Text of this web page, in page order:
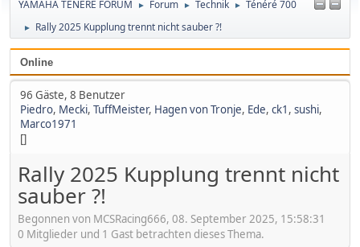
YAMAHA TENERE FORUM ► Forum ► Technik ► Ténéré 700
► Rally 2025 Kupplung trennt nicht sauber ?!
Online
96 Gäste, 8 Benutzer
Piedro, Mecki, TuffMeister, Hagen von Tronje, Ede, ck1 , sushi,
Marco1971
[]
Rally 2025 Kupplung trennt nicht
sauber ?!
Begonnen von MCSRacing666, 08. September 2025, 15:58:31
0 Mitglieder und 1 Gast betrachten dieses Thema.